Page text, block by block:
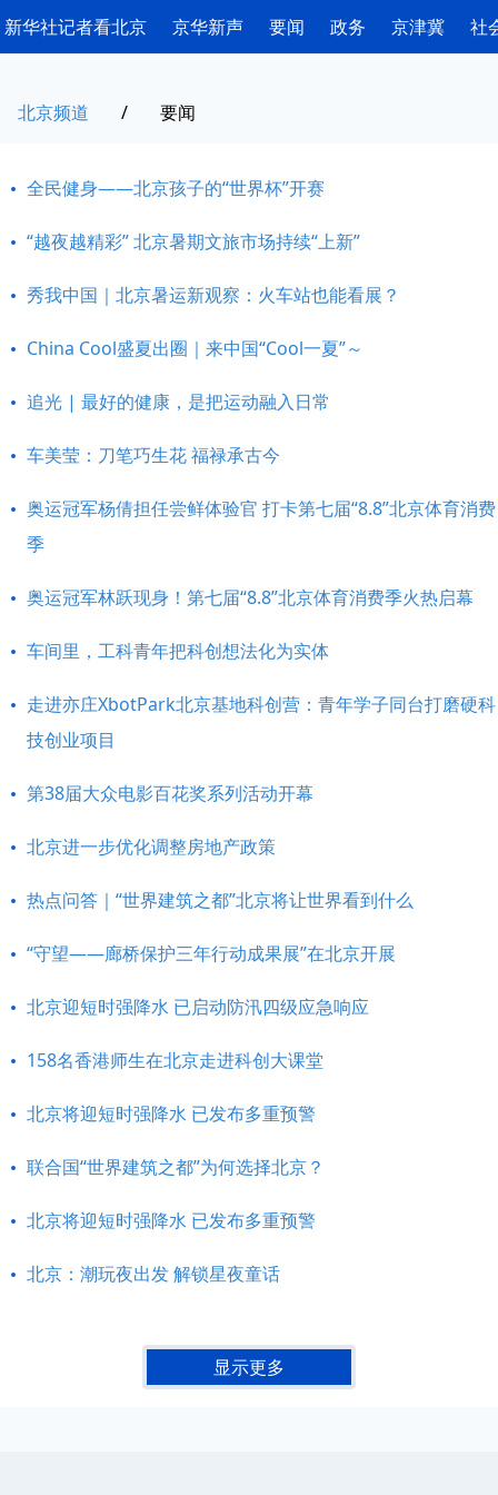
新华社记者看北京 京华新声 要闻 政务 京津冀 社
北京频道 / 要闻
全民健身——北京孩子的“世界杯”开赛
“越夜越精彩” 北京暑期文旅市场持续“上新”
秀我中国｜北京暑运新观察：火车站也能看展？
China Cool盛夏出圈｜来中国“Cool一夏”～
追光 | 最好的健康，是把运动融入日常
车美莹：刀笔巧生花 福禄承古今
奥运冠军杨倩担任尝鲜体验官 打卡第七届“8.8”北京体育消费
季
奥运冠军林跃现身！第七届“8.8”北京体育消费季火热启幕
车间里，工科青年把科创想法化为实体
走进亦庄XbotPark北京基地科创营：青年学子同台打磨硬科
技创业项目
第38届大众电影百花奖系列活动开幕
北京进一步优化调整房地产政策
热点问答｜“世界建筑之都”北京将让世界看到什么
“守望——廊桥保护三年行动成果展”在北京开展
北京迎短时强降水 已启动防汛四级应急响应
158名香港师生在北京走进科创大课堂
北京将迎短时强降水 已发布多重预警
联合国“世界建筑之都”为何选择北京？
北京将迎短时强降水 已发布多重预警
北京：潮玩夜出发 解锁星夜童话
显示更多